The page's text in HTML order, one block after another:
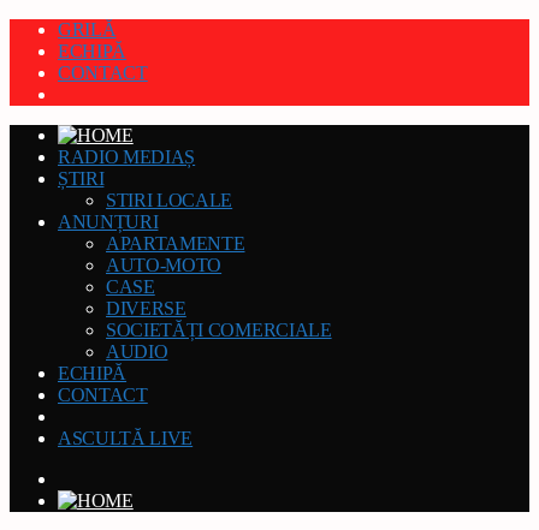
GRILĂ
ECHIPĂ
CONTACT
RADIO MEDIAȘ
ȘTIRI
STIRI LOCALE
ANUNȚURI
APARTAMENTE
AUTO-MOTO
CASE
DIVERSE
SOCIETĂȚI COMERCIALE
AUDIO
ECHIPĂ
CONTACT
ASCULTĂ LIVE